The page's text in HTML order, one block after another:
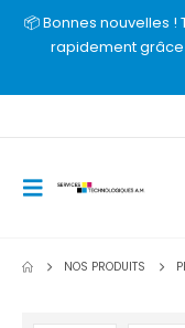
📦 Bonnes nouvelles
rapidement grâce
NOS PRODUITS